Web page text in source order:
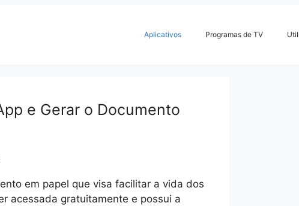
Aplicativos Programas de TV
e Gerar o Documento
em papel que visa facilitar a vida dos
acessada gratuitamente e possui a